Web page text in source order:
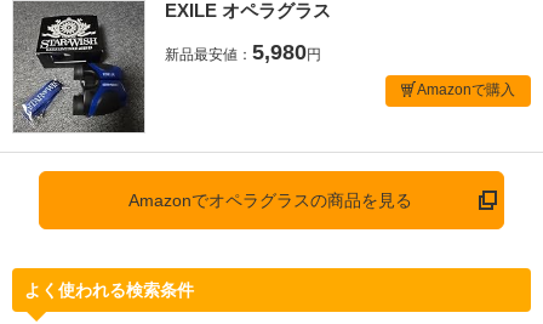
EXILE オペラグラス
新品最安値： 5,980円
Amazonで購入
Amazonでオペラグラスの商品を見る
よく使われる検索条件